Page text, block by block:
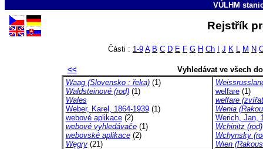
VÚLHM
Rejstřík
Části : 1-9 A B C D E F G H Ch J K L M N
<<
Vyhledávat ve všech
Waag (Slovensko : řeka)(1)
Waldsteinové (rod)(1)
Wales
Weber, Karel, 1864-1939(1)
webové aplikace(2)
webové vyhledávače(1)
webovské aplikace(2)
Węgry(21)
welfare(1)
welfare
Wenia
Werich, Jan,
Wchinitz (rod)
Wchynsky
Wien